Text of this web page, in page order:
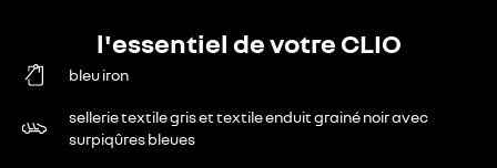
l'essentiel de votre CLIO
bleu iron
sellerie textile gris et textile enduit grainé noir avec
surpiqûres bleues